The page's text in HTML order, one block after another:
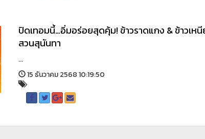
ปิดเทอมนี้…อิ่มอร่อยสุดคุ้ม! ข้าวราดแกง & ข้าวเห
สวนสุนันทา
...
15 ธันวาคม 2568 10:19:50